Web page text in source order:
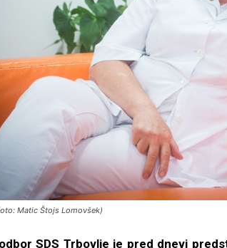
Matic Štojs Lomovšek)
SDS Trbovlje je pred dnevi